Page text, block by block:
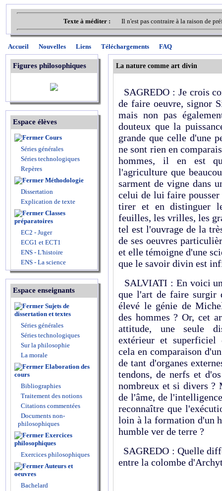
Texte à méditer : Il n'est pas contraire à la raison de
Accueil Nouvelles Liens Téléchargements FAQ
Figures philosophiques
Espace élèves
Cours
Séries générales
Séries technologiques
Repères
Méthodologie
Dissertation
Explication de texte
Classes
préparatoires
EC2 - Juger
ECG1 et ECT1
ENS - L'histoire
ENS - La science
Espace enseignants
Sujets de
dissertation et textes
Séries générales
Séries technologiques
Sur la philosophie
La morale
Elaboration des
cours
Bibliographies
Traitement des notions
Citations commentées
Documents non-
philosophiques
Exercices
philosophiques
Exercices philosophiques
Auteurs et
oeuvres
Bachelard
La nature comme art divin
SAGREDO : Je crois
de faire oeuvre, signor
mais non pas
douteux que la
grande que celle d'une
ne sont rien en
hommes, il en est
l'agriculture que
sarment de vigne dans
celui de lui faire pousser
tirer et en distinguer
feuilles, les vrilles, les
tel est l'ouvrage de la
de ses oeuvres
et elle témoigne d'une
que le savoir divin est
SALVIATI : En voici
que l'art de faire surgir
élevé le génie de
des hommes ? Or, cet
attitude, une seule
extérieur et superficiel
cela en comparaison
de tant d'organes
tendons, de nerfs et
nombreux et si divers ?
de l'âme, de
reconnaître que
loin à la formation d'un
humble ver de terre ?
SAGREDO : Quelle
entre la colombe